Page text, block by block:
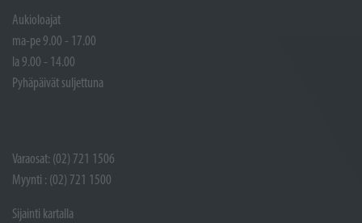
Aukioloajat
ma-pe 9.00 - 17.00
la 9.00 - 14.00
Pyhäpäivät suljettuna
Varaosat: (02) 721 1506
Myynti : (02) 721 1500
Sijainti kartalla